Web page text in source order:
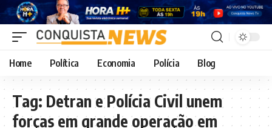
Home Política Economia Polícia Blog
Tag: Detran e Polícia Civil unem
forças em grande operação em